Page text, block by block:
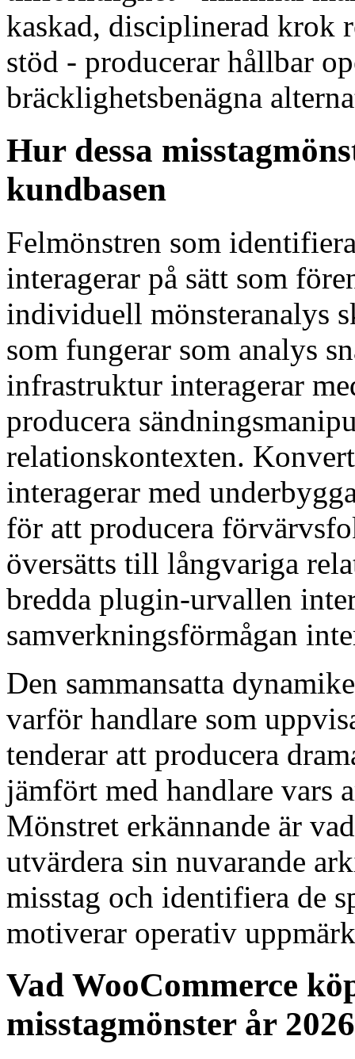
kaskad, disciplinerad krok
stöd - producerar hållbar
bräcklighetsbenägna
Hur dessa
kundbasen
Felmönstren som
interagerar på sätt som
individuell mönsteranalys
som fungerar som analys
infrastruktur interagerar
producera
relationskontexten.
interagerar med
för att producera
översätts till långvariga
bredda plugin-urvallen
samverkningsförmågan
Den sammansatta
varför handlare som
tenderar att producera
jämfört med handlare vars
Mönstret erkännande är
utvärdera sin nuvarande
misstag och identifiera de
motiverar operativ
Vad WooCommerce
misstagmönster år 2026